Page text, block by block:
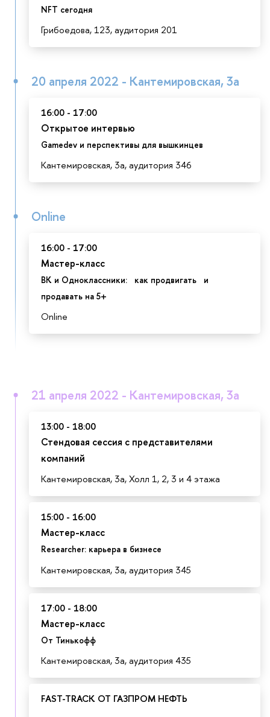
NFT сегодня
Грибоедова, 123, аудитория 201
20 апреля 2022 - Кантемировская, 3а
16:00 - 17:00
Открытое интервью
Gamedev и перспективы для вышкинцев
Кантемировская, 3а, аудитория 346
Online
16:00 - 17:00
Мастер-класс
ВК и Одноклассники: как продвигать и
продавать на 5+
Online
21 апреля 2022 - Кантемировская, 3а
13:00 - 18:00
Стендовая сессия с представителями
компаний
Кантемировская, 3а, Холл 1, 2, 3 и 4 этажа
15:00 - 16:00
Мастер-класс
Researcher: карьера в бизнесе
Кантемировская, 3а, аудитория 345
17:00 - 18:00
Мастер-класс
От Тинькофф
Кантемировская, 3а, аудитория 435
FAST-TRACK ОТ ГАЗПРОМ НЕФТЬ